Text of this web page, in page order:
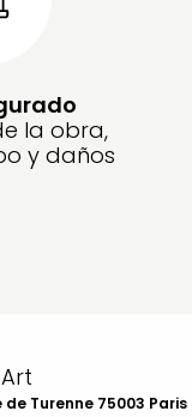
la obra,
y daños
Turenne 75003 Paris